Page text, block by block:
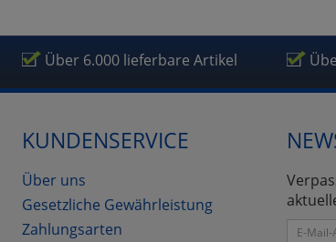
Über 6.000 lieferbare Artikel
KUNDENSERVICE
Über uns
Gesetzliche Gewährleistung
Zahlungsarten
Cookies
Einstellungen speichern
zurückzu Haupptseite Zustimmung Datenverarbeitung